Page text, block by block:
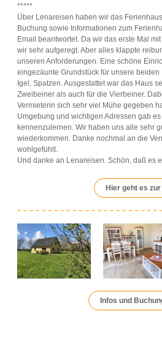
*****
Über Lenareisen haben wir das
Buchung sowie Informationen zum
Email beantwortet. Da wir das erste Mal
wir sehr aufgeregt. Aber alles klappte
unseren Anforderungen. Eine schöne
eingezäunte Grundstück für unsere
Igel, Spatzen. Ausgestattet war das Haus
Zweibeiner als auch für die Vierbeiner.
Vermieterin sich sehr viel Mühe gegeben
Umgebung und wichtigen Adressen gab
kennenzulernen. Wir haben uns alle sehr
wiederkommen. Danke nochmal an die
wohlgefühlt.
Und danke an Lenareisen. Schön, daß es
Hier geht es
Infos und